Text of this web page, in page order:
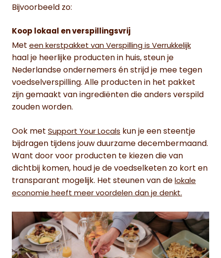
Bijvoorbeeld zo:
Koop lokaal en verspillingsvrij
Met een kerstpakket van Verspilling is Verrukkelijk
haal je heerlijke producten in huis, steun je
Nederlandse ondernemers én strijd je mee tegen
voedselverspilling. Alle producten in het pakket
zijn gemaakt van ingrediënten die anders verspild
zouden worden.
Ook met Support Your Locals kun je een steentje
bijdragen tijdens jouw duurzame decembermaand.
Want door voor producten te kiezen die van
dichtbij komen, houd je de voedselketen zo kort en
transparant mogelijk. Het steunen van de lokale
economie heeft meer voordelen dan je denkt.